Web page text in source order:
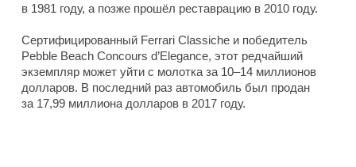
в 1981 году, а позже прошёл реставрацию в 2010 году.
Сертифицированный Ferrari Classiche и победитель
Pebble Beach Concours d’Elegance, этот редчайший
экземпляр может уйти с молотка за 10–14 миллионов
долларов. В последний раз автомобиль был продан
за 17,99 миллиона долларов в 2017 году.